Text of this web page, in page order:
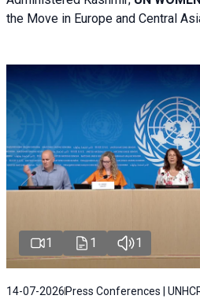
the Move in Europe and Central
1 1 1
14-07-2026 Press Conferences |